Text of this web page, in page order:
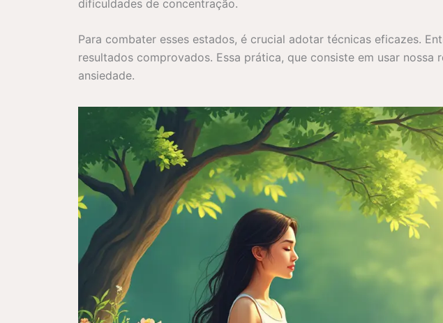
dificuldades de concentração.
Para combater esses estados, é crucial adotar técnicas eficazes.
resultados comprovados. Essa prática, que consiste em usar
ansiedade.